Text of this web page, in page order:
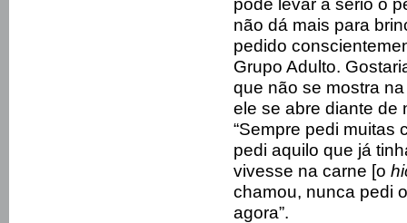
pode levar a sério o
não dá mais para
pedido
Grupo Adulto.
que não se mostra
ele se abre diante de
“Sempre pedi muitas
pedi aquilo que já
vivesse na carne [o
chamou, nunca pedi
agora”.